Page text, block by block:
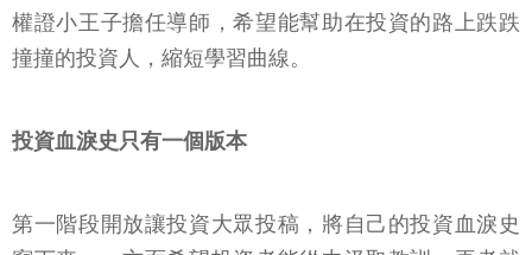
權證小王子擔任導師，希望能幫助在投資的路上跌跌
撞撞的投資人，縮短學習曲線。
投資血淚史只有一個版本
第一階段開放讓投資大眾投稿，將自己的投資血淚史